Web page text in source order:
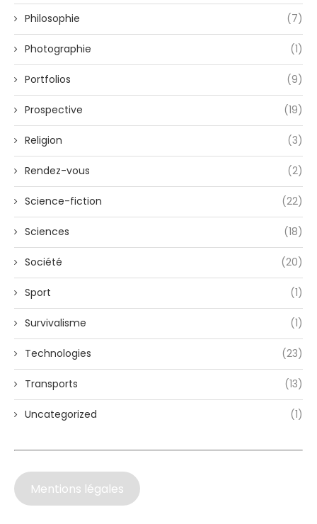
Philosophie (7)
Photographie (1)
Portfolios (9)
Prospective (19)
Religion (3)
Rendez-vous (2)
Science-fiction (22)
Sciences (18)
Société (20)
Sport (1)
Survivalisme (1)
Technologies (23)
Transports (13)
Uncategorized (1)
Mentions légales